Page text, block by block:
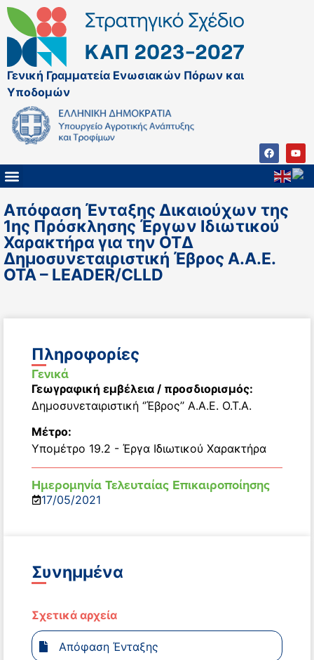
Γενική Γραμματεία Ενωσιακών Πόρων και
Υποδομών
Απόφαση Ένταξης Δικαιούχων της
1ης Πρόσκλησης Έργων Ιδιωτικού
Χαρακτήρα για την ΟΤΔ
Δημοσυνεταιριστική Έβρος Α.Α.Ε.
ΟΤΑ – LEADER/CLLD
Πληροφορίες
Γενικά
Γεωγραφική εμβέλεια / προσδιορισμός:
Δημοσυνεταιριστική ‘’Έβρος’’ Α.Α.Ε. Ο.Τ.Α.
Μέτρο:
Υπομέτρο 19.2 - Έργα Ιδιωτικού Χαρακτήρα
Ημερομηνία Τελευταίας Επικαιροποίησης
17/05/2021
Συνημμένα
Σχετικά αρχεία
Απόφαση Ένταξης